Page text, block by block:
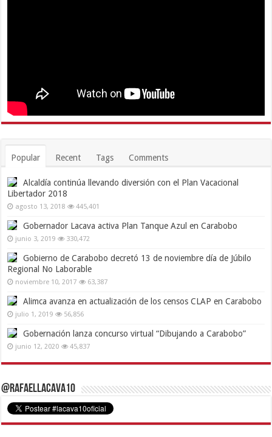
Popular Recent Tags Comments
Alcaldía continúa llevando diversión con el Plan Vacacional
Libertador 2018
agosto 13, 2018 445,401
Gobernador Lacava activa Plan Tanque Azul en Carabobo
junio 3, 2019 330,472
Gobierno de Carabobo decretó 13 de noviembre día de Júbilo
Regional No Laborable
noviembre 10, 2017 63,387
Alimca avanza en actualización de los censos CLAP en Carabobo
julio 1, 2019 56,856
Gobernación lanza concurso virtual “Dibujando a Carabobo”
junio 12, 2020 45,837
@RafaelLacava10